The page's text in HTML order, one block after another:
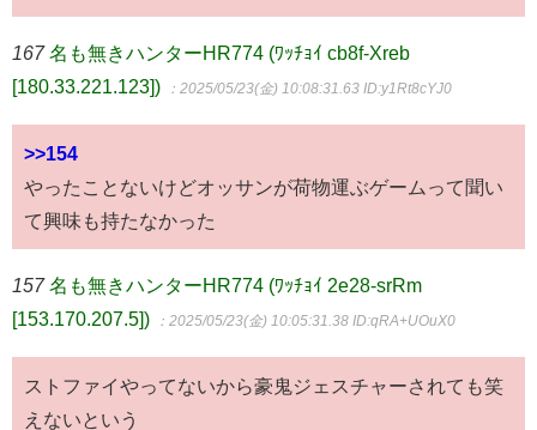
167 名も無きハンターHR774 (ﾜｯﾁｮｲ cb8f-Xreb
[180.33.221.123])
：2025/05/23(金) 10:08:31.63 ID:y1Rt8cYJ0
>>154
やったことないけどオッサンが荷物運ぶゲームって聞い
て興味も持たなかった
157 名も無きハンターHR774 (ﾜｯﾁｮｲ 2e28-srRm
[153.170.207.5])
：2025/05/23(金) 10:05:31.38 ID:qRA+UOuX0
ストファイやってないから豪鬼ジェスチャーされても笑
えないという